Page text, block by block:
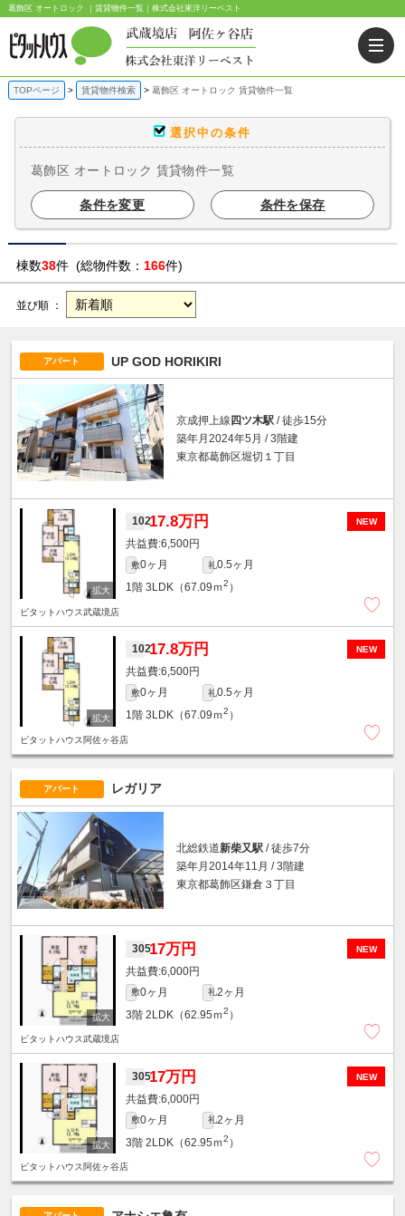
葛飾区 オートロック ｜賃貸物件一覧｜株式会社東洋リーベスト
TOPページ 賃貸物件検索 葛飾区 オートロック 賃貸物件一覧
選択中の条件
葛飾区 オートロック 賃貸物件一覧
条件を変更 条件を保存
棟数38件 (総物件数： 166件)
並び順 ：
アパート UP GOD HORIKIRI
京成押上線四ツ木駅 / 徒歩15分
築年月2024年5月 / 3階建
東京都葛飾区堀切１丁目
NEW
10217.8万円
6,500円
敷0ヶ月 礼0.5ヶ月
1階 3LDK（67.09ｍ2 ）
ピタットハウス武蔵境店
NEW
10217.8万円
6,500円
敷0ヶ月 礼0.5ヶ月
1階 3LDK（67.09ｍ2 ）
ピタットハウス阿佐ヶ谷店
アパート レガリア
北総鉄道新柴又駅 / 徒歩7分
築年月2014年11月 / 3階建
東京都葛飾区鎌倉３丁目
NEW
30517万円
6,000円
敷0ヶ月 礼2ヶ月
3階 2LDK（62.95ｍ2 ）
ピタットハウス武蔵境店
NEW
30517万円
6,000円
敷0ヶ月 礼2ヶ月
3階 2LDK（62.95ｍ2 ）
ピタットハウス阿佐ヶ谷店